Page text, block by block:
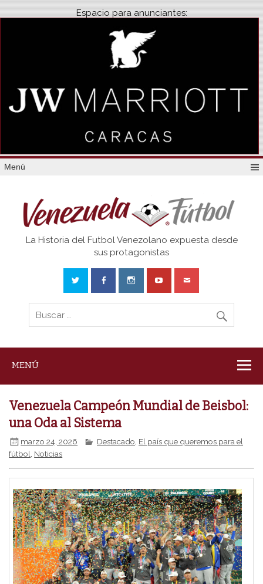
Espacio para anunciantes:
Menú
Venezuela
La Historia del Futbol Venezolano expuesta desde
sus protagonistas
MENÚ
Venezuela Campeón Mundial de Beisbol:
una Oda al Sistema
marzo 24, 2026 Destacado El país que queremos para el
fútbol, Noticias